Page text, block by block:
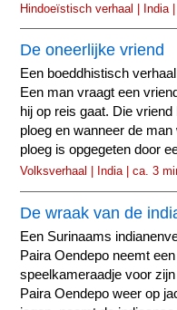
Hindoeïstisch verhaal | India |
De oneerlijke vriend
Een boeddhistisch
Een man vraagt een
hij op reis gaat. Die
ploeg en wanneer de
ploeg is opgegeten door
Volksverhaal | India | ca. 3
De wraak van de
Een Surinaams
Paira Oendepo neemt
speelkameraadje voor
Paira Oendepo weer op